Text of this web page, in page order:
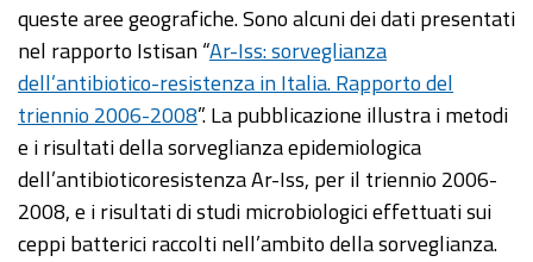
queste aree geografiche. Sono alcuni dei dati presentati
nel rapporto Istisan “Ar-Iss: sorveglianza
dell’antibiotico-resistenza in Italia. Rapporto del
triennio 2006-2008”. La pubblicazione illustra i metodi
e i risultati della sorveglianza epidemiologica
dell’antibioticoresistenza Ar-Iss, per il triennio 2006-
2008, e i risultati di studi microbiologici effettuati sui
ceppi batterici raccolti nell’ambito della sorveglianza.